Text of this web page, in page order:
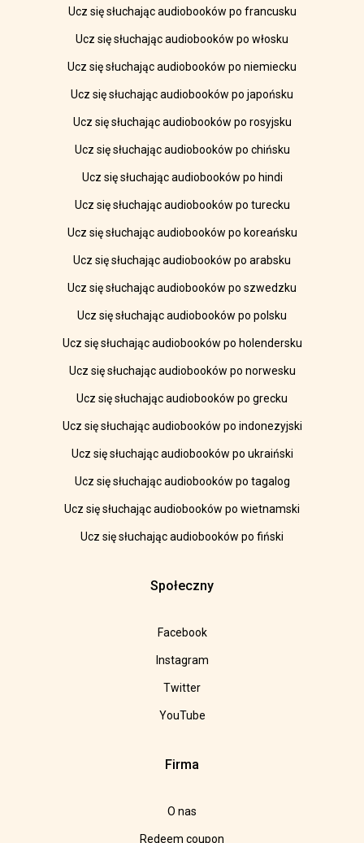
Ucz się słuchając audiobooków po francusku
Ucz się słuchając audiobooków po włosku
Ucz się słuchając audiobooków po niemiecku
Ucz się słuchając audiobooków po japońsku
Ucz się słuchając audiobooków po rosyjsku
Ucz się słuchając audiobooków po chińsku
Ucz się słuchając audiobooków po hindi
Ucz się słuchając audiobooków po turecku
Ucz się słuchając audiobooków po koreańsku
Ucz się słuchając audiobooków po arabsku
Ucz się słuchając audiobooków po szwedzku
Ucz się słuchając audiobooków po polsku
Ucz się słuchając audiobooków po holendersku
Ucz się słuchając audiobooków po norwesku
Ucz się słuchając audiobooków po grecku
Ucz się słuchając audiobooków po indonezyjski
Ucz się słuchając audiobooków po ukraiński
Ucz się słuchając audiobooków po tagalog
Ucz się słuchając audiobooków po wietnamski
Ucz się słuchając audiobooków po fiński
Społeczny
Facebook
Instagram
Twitter
YouTube
Firma
O nas
Redeem coupon